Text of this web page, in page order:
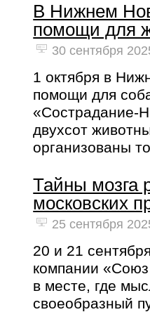
В Нижнем
помощи для
30 сентября
1 октября в
помощи для
«Сострадание-
двухсот
организованы
Тайны мозга
московских
25 сентября
20 и 21
компании
в месте, где
своеобразный